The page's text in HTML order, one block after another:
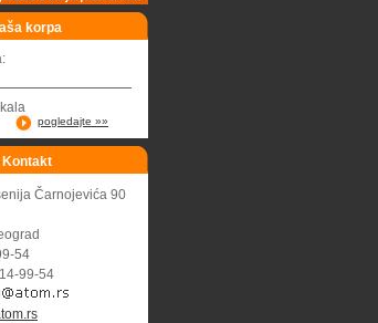
korpa
pogledajte »»
Kontakt
Čarnojevića 90
54
99-54